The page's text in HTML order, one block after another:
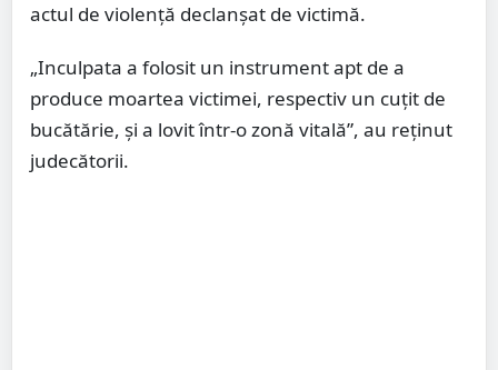
actul de violență declanșat de victimă.
„Inculpata a folosit un instrument apt de a
produce moartea victimei, respectiv un cuțit de
bucătărie, și a lovit într-o zonă vitală”, au reținut
judecătorii.